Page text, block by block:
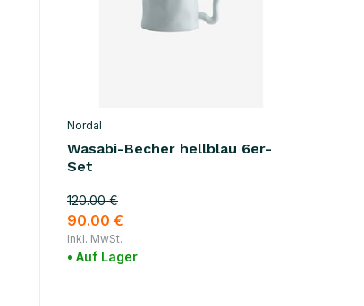
Nordal
Wasabi-Becher hellblau 6er-
Set
120.00 €
90.00 €
Inkl. MwSt.
• Auf Lager